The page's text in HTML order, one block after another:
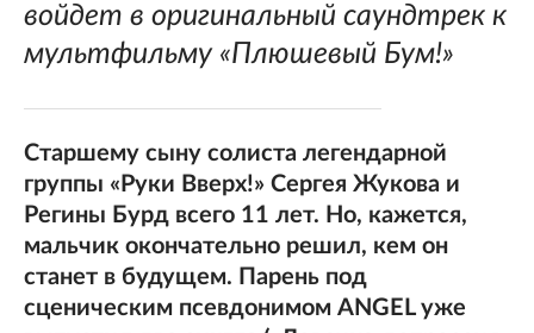
войдет в оригинальный саундтрек к
мультфильму «Плюшевый Бум!»
Старшему сыну солиста легендарной
группы «Руки Вверх!» Сергея Жукова и
Регины Бурд всего 11 лет. Но, кажется,
мальчик окончательно решил, кем он
станет в будущем. Парень под
сценическим псевдонимом ANGEL уже